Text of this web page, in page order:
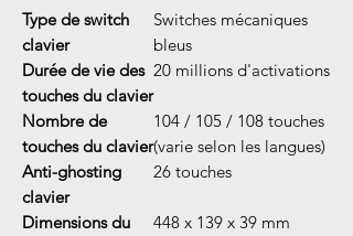
Type de switch
clavier
Switches mécaniques
bleus
Durée de vie des
touches du clavier
20 millions d'activations
Nombre de
touches du clavier
104 / 105 / 108 touches
(varie selon les langues)
Anti-ghosting
clavier
26 touches
Dimensions du
448 x 139 x 39 mm